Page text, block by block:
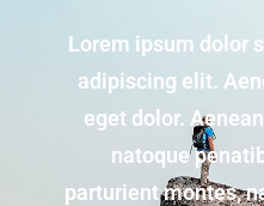
Lorem ipsum dolor
adipiscing elit.
eget dolor.
natoque
parturient montes,